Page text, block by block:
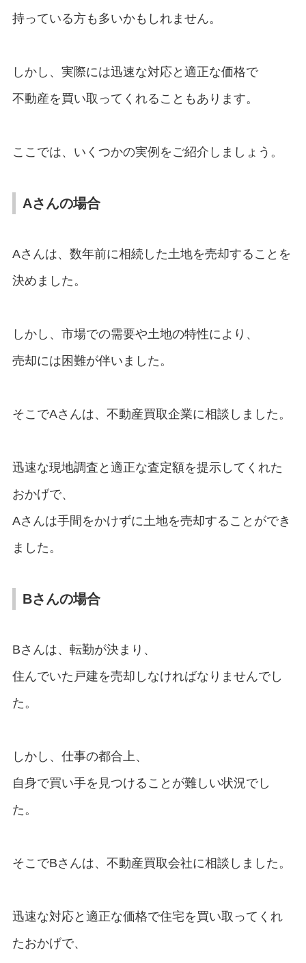
持っている方も多いかもしれません。
しかし、実際には迅速な対応と適正な価格で
不動産を買い取ってくれることもあります。
ここでは、いくつかの実例をご紹介しましょう。
Aさんの場合
Aさんは、数年前に相続した土地を売却することを
決めました。
しかし、市場での需要や土地の特性により、
売却には困難が伴いました。
そこでAさんは、不動産買取企業に相談しました。
迅速な現地調査と適正な査定額を提示してくれた
おかげで、
Aさんは手間をかけずに土地を売却することができ
ました。
Bさんの場合
Bさんは、転勤が決まり、
住んでいた戸建を売却しなければなりませんでし
た。
しかし、仕事の都合上、
自身で買い手を見つけることが難しい状況でし
た。
そこでBさんは、不動産買取会社に相談しました。
迅速な対応と適正な価格で住宅を買い取ってくれ
たおかげで、